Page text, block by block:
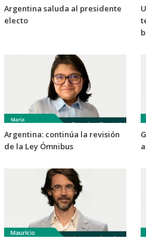
Argentina saluda al presidente
electo
Argentina: continúa la revisión
de la Ley Ómnibus